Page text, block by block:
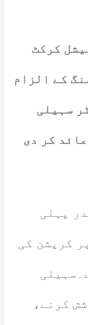
کرکٹ
کے الزام
سہیلی
کر دی
پہلی
کرپشن کی
کرنے،